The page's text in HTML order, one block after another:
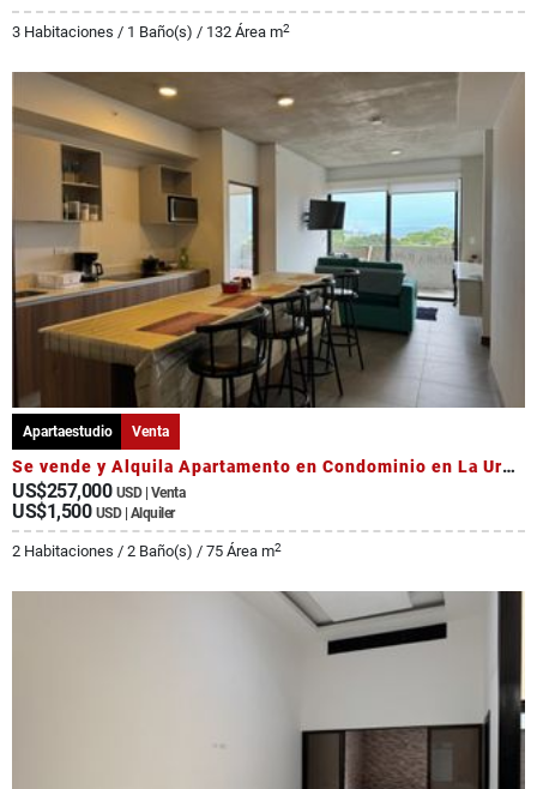
3 Habitaciones / 1 Baño(s) / 132 Área m2
Apartaestudio Venta
Se vende y Alquila Apartamento en Condominio en La Uruca
US$257,000 USD | Venta
US$1,500 USD | Alquiler
2 Habitaciones / 2 Baño(s) / 75 Área m2